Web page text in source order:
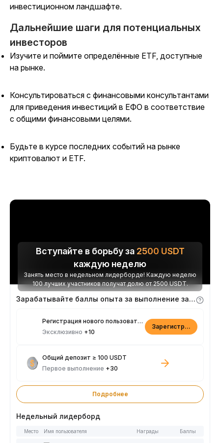
инвестиционном ландшафте.
Дальнейшие шаги для потенциальных
инвесторов
Изучите и поймите определённые ETF, доступные
на рынке.
Консультироваться с финансовыми консультантами
для приведения инвестиций в ЕФО в соответствие
с общими финансовыми целями.
Будьте в курсе последних событий на рынке
криптовалют и ETF.
Вступайте в борьбу за 2500 USDT
каждую неделю
Занять место в недельном лидерборде! Каждую неделю
100 лучших участников получат долю от 2500 USDT.
Зарабатывайте баллы опыта за выполнение заданий
Регистрация нового пользователя
Эксклюзивно +10
Зарегистрироваться
Общий депозит ≥ 100 USDT
Первое выполнение +30
Подробнее
Недельный лидерборд
Место Имя пользователя Награды Баллы